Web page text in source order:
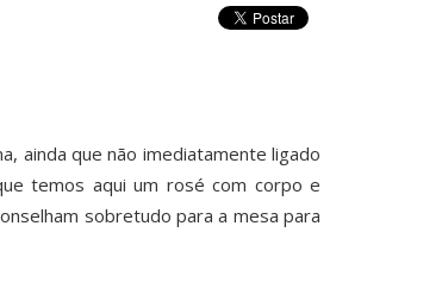
ainda que não imediatamente ligado
temos aqui um rosé com corpo e
sobretudo para a mesa para